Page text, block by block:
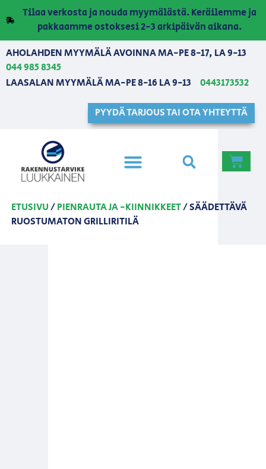
Tilaa verkosta ja nouda myymälästä. Keräilemme ja
pakkaamme ostoksesi 2-3 arkipäivän aikana.
AHOLAHDEN MYYMÄLÄ AVOINNA MA-PE 8-17, LA 9-13
044 985 8345
LAASALAN MYYMÄLÄ MA-PE 8-16 LA 9-13
0443173532
PYYDÄ TARJOUS TAI OTA YHTEYTTÄ
ETUSIVU/PIENRAUTA JA -KIINNIKKEET/ SÄÄDETTÄVÄ
RUOSTUMATON GRILLIRITILÄ